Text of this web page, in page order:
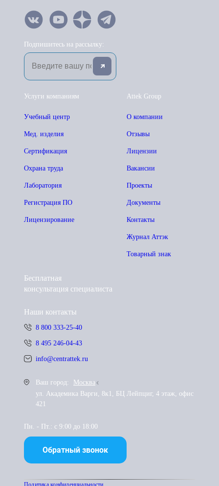
Подпишитесь на рассылку:
Attek Group
О компании
Отзывы
Лицензии
Вакансии
Проекты
Документы
Контакты
Журнал Аттэк
Товарный знак
Услуги компаниям
Учебный центр
Мед. изделия
Сертификация
Охрана труда
Лаборатория
Регистрация ПО
Лицензирование
Бесплатная
консультация специалиста
Наши контакты
8 800 333-25-40
8 495 246-04-43
info@centrattek.ru
Ваш город:
Москва
ул. Академика Варги, 8к1, БЦ Лейпциг, 4 этаж, офис
421
Пн. - Пт.: с 9:00 до 18:00
Обратный звонок
Политика конфиденциальности